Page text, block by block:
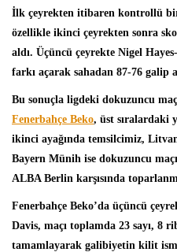
İlk çeyrekten itibaren kontrollü
özellikle ikinci çeyrekten sonra
aldı. Üçüncü çeyrekte Nigel
farkı açarak sahadan 87-76 galip
Bu sonuçla ligdeki dokuzuncu
Fenerbahçe Beko, üst sıralardaki
ikinci ayağında temsilcimiz,
Bayern Münih ise dokuzuncu
ALBA Berlin karşısında
Fenerbahçe Beko’da üçüncü
Davis, maçı toplamda 23 sayı, 8
tamamlayarak galibiyetin kilit